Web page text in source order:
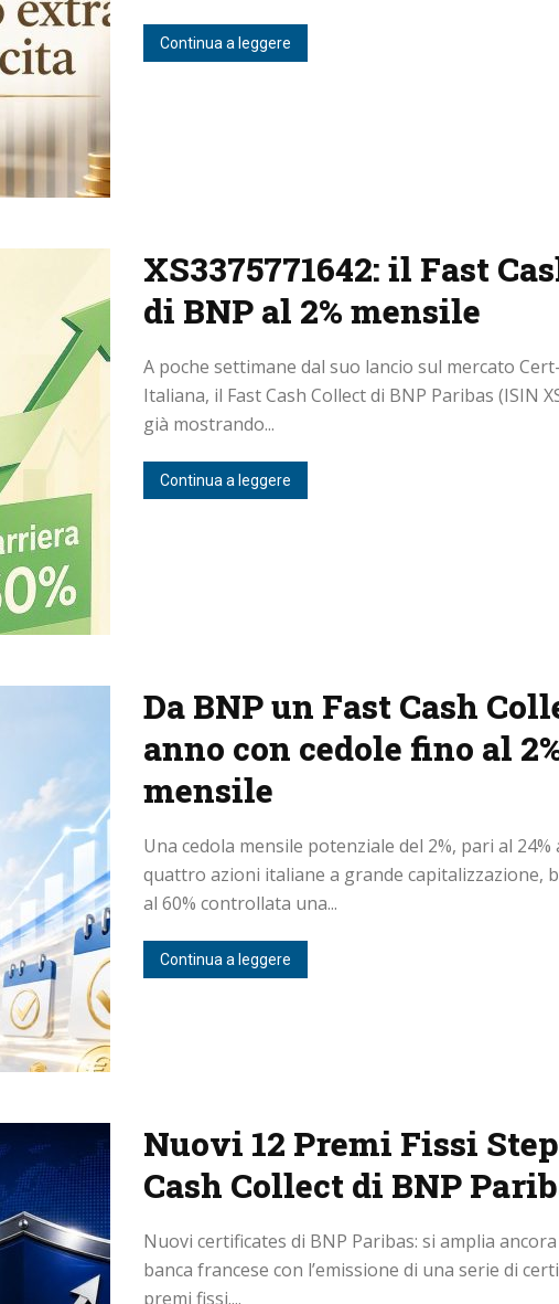
Continua a leggere
XS3375771642: il Fast
di BNP al 2% mensile
A poche settimane dal suo lancio sul mercato
Italiana, il Fast Cash Collect di BNP Paribas (ISIN
già mostrando...
Continua a leggere
Da BNP un Fast Cash
anno con cedole fino al
mensile
Una cedola mensile potenziale del 2%, pari al
quattro azioni italiane a grande capitalizzazione,
al 60% controllata una...
Continua a leggere
Nuovi 12 Premi Fissi
Cash Collect di BNP
Nuovi certificates di BNP Paribas: si amplia
banca francese con l’emissione di una serie di
premi fissi....